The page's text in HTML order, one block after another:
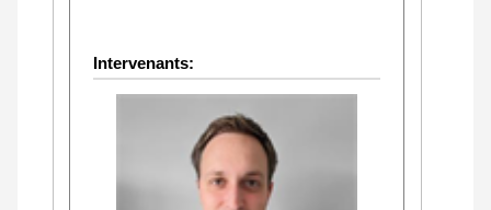
Intervenants: